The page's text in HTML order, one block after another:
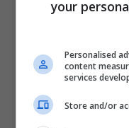
your
Personalised
content
services
Store and/or